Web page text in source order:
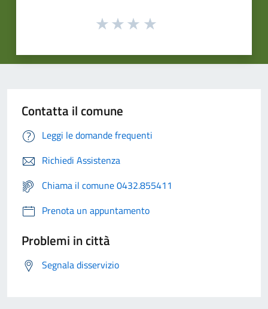
Contatta il comune
Leggi le domande frequenti
Richiedi Assistenza
Chiama il comune 0432.855411
Prenota un appuntamento
Problemi in città
Segnala disservizio